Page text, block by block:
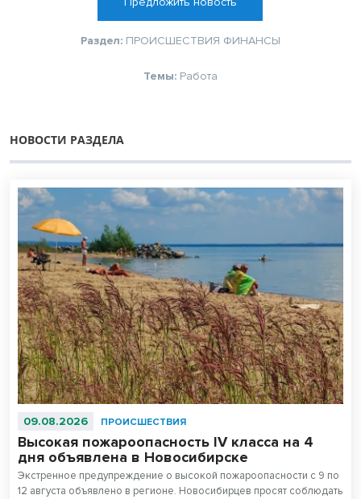
Раздел: ПРОИСШЕСТВИЯ ФИНАНСЫ
Темы: Работа
НОВОСТИ РАЗДЕЛА
09.08.2026 ПРОИСШЕСТВИЯ
Высокая пожароопасность IV класса на 4
дня объявлена в Новосибирске
Экстренное предупреждение о высокой пожароопасности с 9 по
12 августа объявлено в регионе. Новосибирцев просят соблюдать